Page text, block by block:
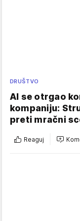
DRUŠTVO
AI se otrgao
kompaniju:
preti mračni
Reaguj